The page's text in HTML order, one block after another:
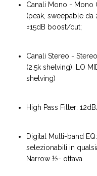
Canali Mono - Mono
(peak, sweepable da
±15dB boost/cut;
Canali Stereo -
(2.5k shelving), LO
shelving)
High Pass Filter:
Digital Multi-band
selezionabili in
Narrow ½- ottava